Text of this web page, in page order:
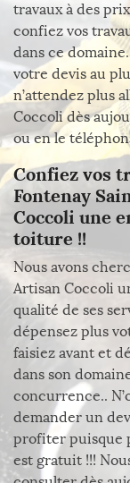
travaux à des
confiez vos
dans ce
votre devis au
n’attendez plus
Coccoli dès
ou en le
Confiez vos
Fontenay
Coccoli une
toiture !!
Nous avons
Artisan Coccoli
qualité de ses
dépensez plus
faisiez avant et
dans son
concurrence..
demander un
profiter puisque
est gratuit !!!